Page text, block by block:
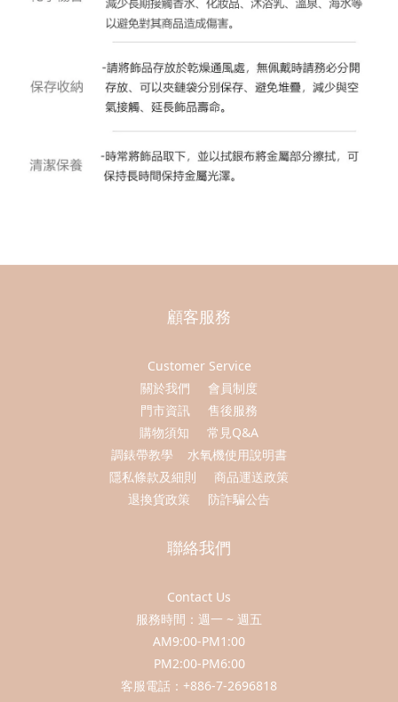
顧客服務
Customer Service
關於我們
會員制度
門市資訊
售後服務
購物須知
常見Q&A
調錶帶教學
水氧機使用說明書
隱私條款及細則
商品運送政策
退換貨政策
防詐騙公告
聯絡我們
Contact Us
服務時間：週一 ~ 週五
AM9:00-PM1:00
PM2:00-PM6:00
客服電話：+886-7-2696818